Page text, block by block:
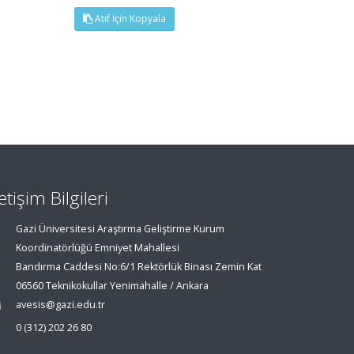
Atıf İçin Kopyala
Bilgileri
Gazi Üniversitesi Araştırma Geliştirme Kurum
Koordinatörlüğü Emniyet Mahallesi
Bandırma Caddesi No:6/1 Rektörlük Binası Zemin Kat
06560 Teknikokullar Yenimahalle / Ankara
avesis@gazi.edu.tr
0 (312) 202 26 80